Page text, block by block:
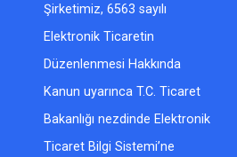
Şirketimiz, 6563 sayılı
Elektronik Ticaretin
Düzenlenmesi Hakkında
Kanun uyarınca T.C. Ticaret
Bakanlığı nezdinde Elektronik
Ticaret Bilgi Sistemi’ne